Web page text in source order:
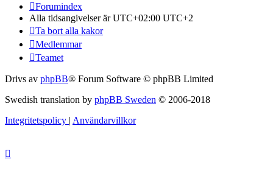
Forumindex
Alla tidsangivelser är UTC+02:00 UTC+2
Ta bort alla kakor
Medlemmar
Teamet
Drivs av phpBB® Forum Software © phpBB Limited
Swedish translation by phpBB Sweden © 2006-2018
Integritetspolicy | Användarvillkor